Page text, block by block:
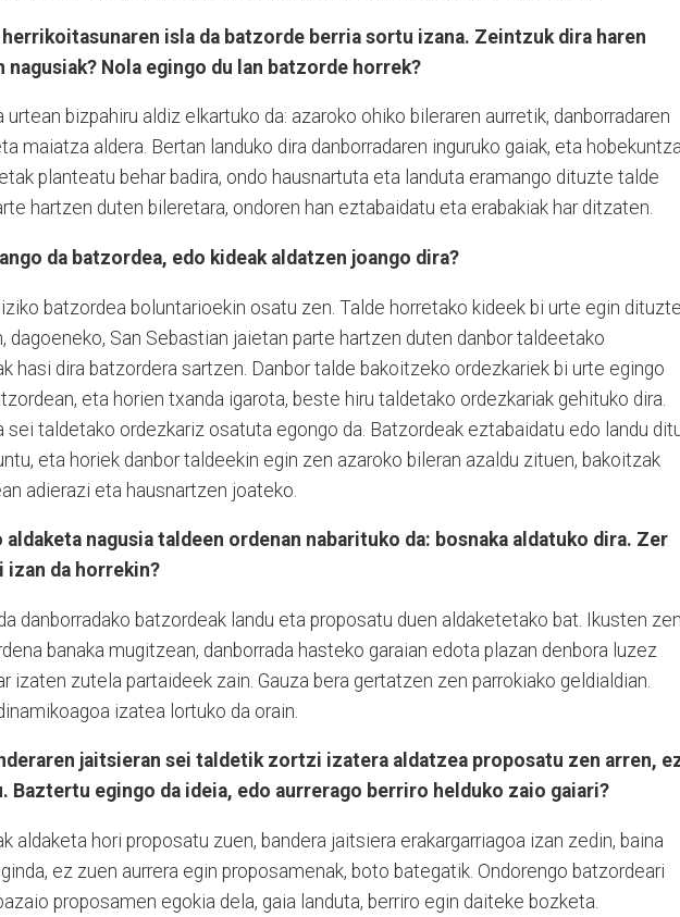
isla da batzorde berria sortu izana. Zeintzuk dira haren
nagusiak? Nola egingo du lan batzorde horrek?
urtean bizpahiru aldiz elkartuko da: azaroko ohiko bileraren aurretik, danborradaren
maiatza aldera. Bertan landuko dira danborradaren inguruko gaiak, eta
planteatu behar badira, ondo hausnartuta eta landuta eramango dituzte talde
hartzen duten bileretara, ondoren han eztabaidatu eta erabakiak har ditzaten.
da batzordea, edo kideak aldatzen joango dira?
batzordea boluntarioekin osatu zen. Talde horretako kideek bi urte egin
dagoeneko, San Sebastian jaietan parte hartzen duten danbor taldeetako
hasi dira batzordera sartzen. Danbor talde bakoitzeko ordezkariek bi urte egingo
eta horien txanda igarota, beste hiru taldetako ordezkariak gehituko dira.
sei taldetako ordezkariz osatuta egongo da. Batzordeak eztabaidatu edo landu
eta horiek danbor taldeekin egin zen azaroko bileran azaldu zituen, bakoitzak
adierazi eta hausnartzen joateko.
nagusia taldeen ordenan nabarituko da: bosnaka aldatuko dira. Zer
izan da horrekin?
danborradako batzordeak landu eta proposatu duen aldaketetako bat. Ikusten
banaka mugitzean, danborrada hasteko garaian edota plazan denbora luzez
izaten zutela partaideek zain. Gauza bera gertatzen zen parrokiako geldialdian.
izatea lortuko da orain.
jaitsieran sei taldetik zortzi izatera aldatzea proposatu zen arren,
Baztertu egingo da ideia, edo aurrerago berriro helduko zaio gaiari?
aldaketa hori proposatu zuen, bandera jaitsiera erakargarriagoa izan zedin, baina
ez zuen aurrera egin proposamenak, boto bategatik. Ondorengo batzordeari
proposamen egokia dela, gaia landuta, berriro egin daiteke bozketa.